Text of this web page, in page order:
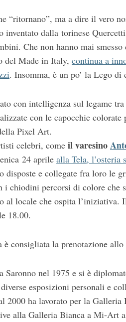
“ritornano”, ma a dire il vero
dalla torinese
Che non hanno mai smesso
del Made in Italy, continua a
. Insomma, è un po’ la Lego di
con intelligenza sul legame
con le capocchie colorate
Pixel Art.
celebri, come il varesino
24 aprile alla Tela, l’osteria
disposte e collegate fra loro le
i chiodini percorsi di colore
al locale che ospita
18.00.
consigliata la prenotazione allo
Saronno nel 1975 e si è
esposizioni personali e
2000 ha lavorato per la
alla Galleria Bianca a Mi-Art